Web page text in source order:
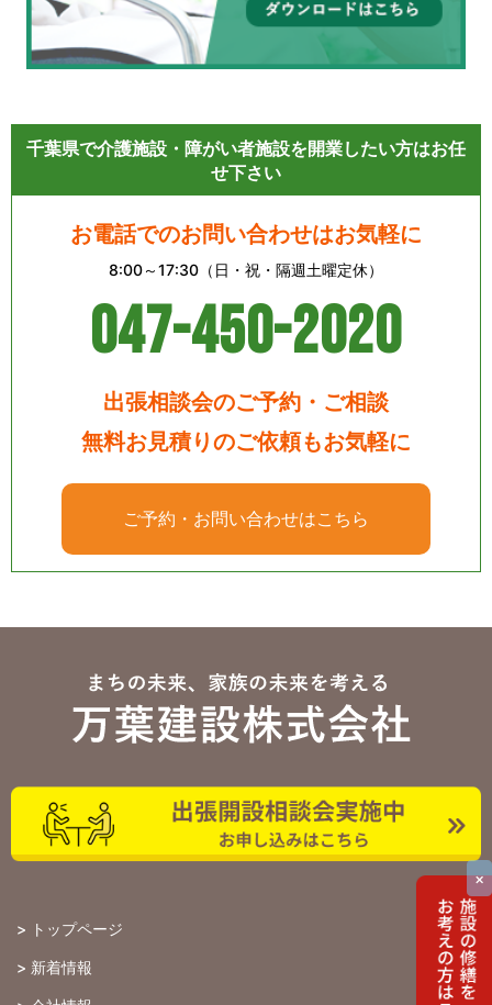
千葉県で介護施設・障がい者施設を開業したい方はお任
せ下さい
お電話でのお問い合わせはお気軽に
8:00～17:30（日・祝・隔週土曜定休）
047-450-2020
出張相談会のご予約・ご相談
無料お見積りのご依頼もお気軽に
ご予約・お問い合わせはこちら
> トップページ
> 新着情報
×